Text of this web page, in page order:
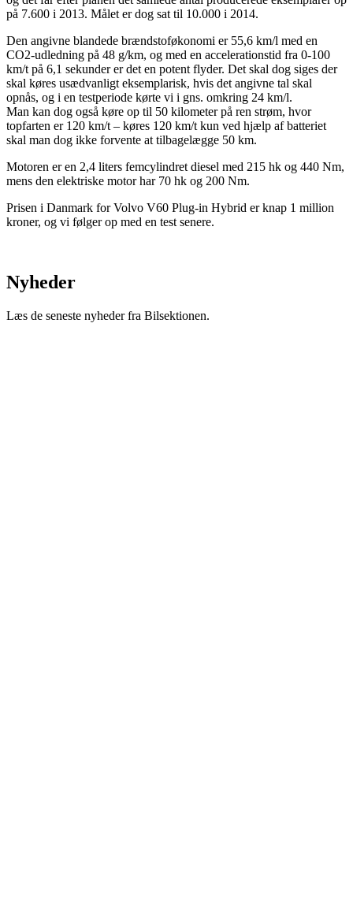
på 7.600 i 2013. Målet er dog sat til 10.000 i 2014.
Den angivne blandede brændstoføkonomi er 55,6 km/l med en
CO2-udledning på 48 g/km, og med en accelerationstid fra 0-100
km/t på 6,1 sekunder er det en potent flyder. Det skal dog siges der
skal køres usædvanligt eksemplarisk, hvis det angivne tal skal
opnås, og i en testperiode kørte vi i gns. omkring 24 km/l.
Man kan dog også køre op til 50 kilometer på ren strøm, hvor
topfarten er 120 km/t – køres 120 km/t kun ved hjælp af batteriet
skal man dog ikke forvente at tilbagelægge 50 km.
Motoren er en 2,4 liters femcylindret diesel med 215 hk og 440 Nm,
mens den elektriske motor har 70 hk og 200 Nm.
Prisen i Danmark for Volvo V60 Plug-in Hybrid er knap 1 million
kroner, og vi følger op med en test senere.
Nyheder
Læs de seneste nyheder fra Bilsektionen.